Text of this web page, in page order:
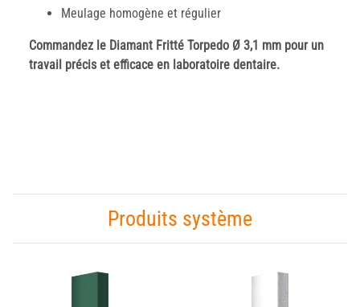
Meulage homogène et régulier
Commandez le Diamant Fritté Torpedo Ø 3,1 mm pour un
travail précis et efficace en laboratoire dentaire.
Produits système